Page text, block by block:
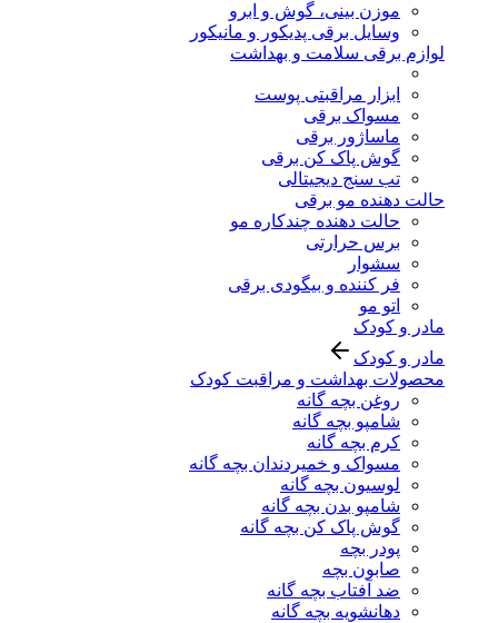
موزن بینی، گوش و ابرو
وسایل برقی پدیکور و مانیکور
لوازم برقی سلامت و بهداشت
ابزار مراقبتی پوست
مسواک برقی
ماساژور برقی
گوش پاک کن برقی
تب سنج دیجیتالی
حالت دهنده مو برقی
حالت دهنده چندکاره مو
برس حرارتی
سشوار
فر کننده و بیگودی برقی
اتو مو
مادر و کودک
مادر و کودک
محصولات بهداشت و مراقبت کودک
روغن بچه گانه
شامپو بچه گانه
کرم بچه گانه
مسواک و خمیردندان بچه گانه
لوسیون بچه گانه
شامپو بدن بچه گانه
گوش پاک کن بچه گانه
پودر بچه
صابون بچه
ضد آفتاب بچه گانه
دهانشویه بچه گانه